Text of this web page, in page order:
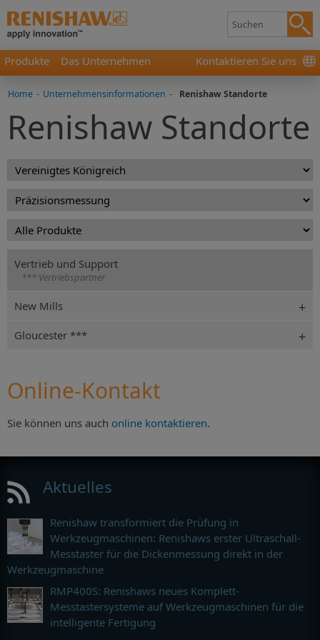
Produkte Das Unternehmen Kontaktieren Sie uns
Home - Unternehmensinformationen - Renishaw Standorte
Renishaw Standorte
Vertrieb und Support
*** Vertriebspartner
New Mills
Gloucester ***
Online-Kontakt
Sie können uns auch online kontaktieren.
Aktuelles
Renishaw transformiert die Prüfung in
Werkzeugmaschinen: Renishaws erster Ultraschall-
Messtaster für die Dickenmessung direkt in der
Werkzeugmaschine
RMP400S: Renishaws neues Komplett-
Messtastersysteme auf Werkzeugmaschinen für die
intelligente Fertigung